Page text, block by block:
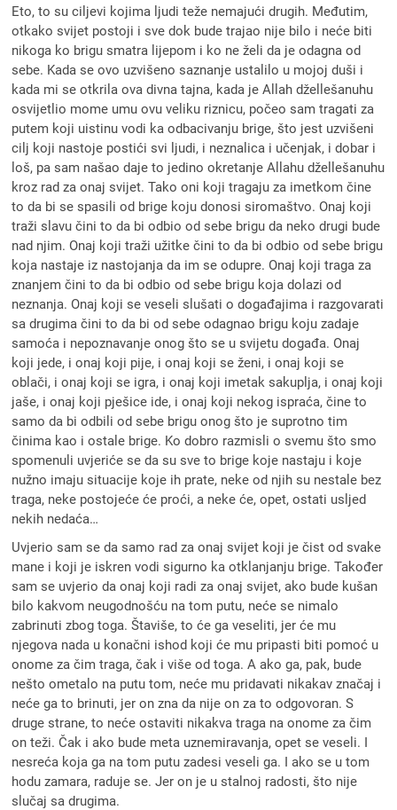
Eto, to su ciljevi kojima ljudi teže nemajući drugih. Međutim,
otkako svijet postoji i sve dok bude trajao nije bilo i neće biti
nikoga ko brigu smatra lijepom i ko ne želi da je odagna od
sebe. Kada se ovo uzvišeno saznanje ustalilo u mojoj duši i
kada mi se otkrila ova divna tajna, kada je Allah džellešanuhu
osvijetlio mome umu ovu veliku riznicu, počeo sam tragati za
putem koji uistinu vodi ka odbacivanju brige, što jest uzvišeni
cilj koji nastoje postići svi ljudi, i neznalica i učenjak, i dobar i
loš, pa sam našao daje to jedino okretanje Allahu džellešanuhu
kroz rad za onaj svijet. Tako oni koji tragaju za imetkom čine
to da bi se spasili od brige koju donosi siromaštvo. Onaj koji
traži slavu čini to da bi odbio od sebe brigu da neko drugi bude
nad njim. Onaj koji traži užitke čini to da bi odbio od sebe brigu
koja nastaje iz nastojanja da im se odupre. Onaj koji traga za
znanjem čini to da bi odbio od sebe brigu koja dolazi od
neznanja. Onaj koji se veseli slušati o događajima i razgovarati
sa drugima čini to da bi od sebe odagnao brigu koju zadaje
samoća i nepoznavanje onog što se u svijetu događa. Onaj
koji jede, i onaj koji pije, i onaj koji se ženi, i onaj koji se
oblači, i onaj koji se igra, i onaj koji imetak sakuplja, i onaj koji
jaše, i onaj koji pješice ide, i onaj koji nekog ispraća, čine to
samo da bi odbili od sebe brigu onog što je suprotno tim
činima kao i ostale brige. Ko dobro razmisli o svemu što smo
spomenuli uvjeriće se da su sve to brige koje nastaju i koje
nužno imaju situacije koje ih prate, neke od njih su nestale bez
traga, neke postojeće će proći, a neke će, opet, ostati usljed
nekih nedaća…
Uvjerio sam se da samo rad za onaj svijet koji je čist od svake
mane i koji je iskren vodi sigurno ka otklanjanju brige. Također
sam se uvjerio da onaj koji radi za onaj svijet, ako bude kušan
bilo kakvom neugodnošću na tom putu, neće se nimalo
zabrinuti zbog toga. Štaviše, to će ga veseliti, jer će mu
njegova nada u konačni ishod koji će mu pripasti biti pomoć u
onome za čim traga, čak i više od toga. A ako ga, pak, bude
nešto ometalo na putu tom, neće mu pridavati nikakav značaj i
neće ga to brinuti, jer on zna da nije on za to odgovoran. S
druge strane, to neće ostaviti nikakva traga na onome za čim
on teži. Čak i ako bude meta uznemiravanja, opet se veseli. I
nesreća koja ga na tom putu zadesi veseli ga. I ako se u tom
hodu zamara, raduje se. Jer on je u stalnoj radosti, što nije
slučaj sa drugima.